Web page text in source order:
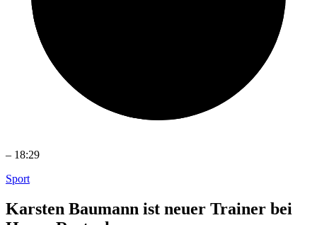
– 18:29
Sport
Karsten Baumann ist neuer Trainer bei